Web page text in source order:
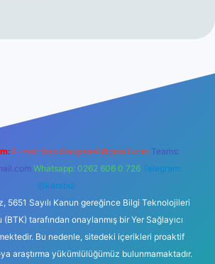
E-mail: backlinkpaneli@gmail.com Teams:
Whatsapp: 0262 606 0 726 Telegram:
@karabul
5651 Sayılı Kanun gereğince Bilgi Teknolojileri
tarafından onaylanmış bir Yer Sağlayıcı
Bu nedenle, sitedeki içerikleri proaktif
araştırma yükümlülüğümüz bulunmamaktadır.